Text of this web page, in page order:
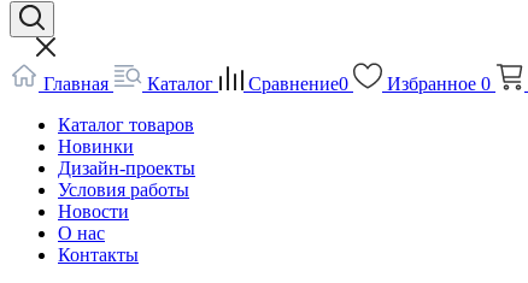
Главная Каталог Сравнение0 Избранное 0
Каталог товаров
Новинки
Дизайн-проекты
Условия работы
Новости
О нас
Контакты